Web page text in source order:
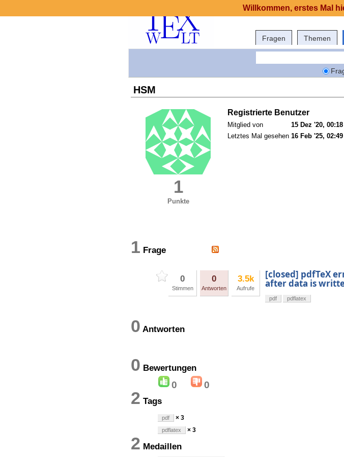
Fragen Themen
HSM
1
Punkte
Registrierte Benutzer
Mitglied von
15 Dez '20, 00:18
Letztes Mal gesehen 16 Feb '25, 02:49
1 Frage
0
Stimmen
0
Antworten
3.5k
Aufrufe
[closed] pdfTeX
after data is
pdf pdflatex
0 Antworten
0 Bewertungen
0 0
2 Tags
pdf × 3
pdflatex × 3
2 Medaillen
Willkommen, erstes Mal